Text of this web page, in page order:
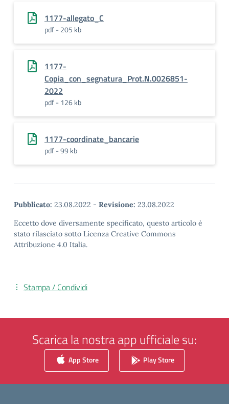
1177-allegato_C
pdf - 205 kb
1177-
Copia_con_segnatura_Prot.N.0026851-
2022
pdf - 126 kb
1177-coordinate_bancarie
pdf - 99 kb
Pubblicato: 23.08.2022 - Revisione: 23.08.2022
Eccetto dove diversamente specificato, questo articolo è
stato rilasciato sotto Licenza Creative Commons
Attribuzione 4.0 Italia.
Stampa / Condividi
Scarica la nostra app ufficiale su:
App Store Play Store